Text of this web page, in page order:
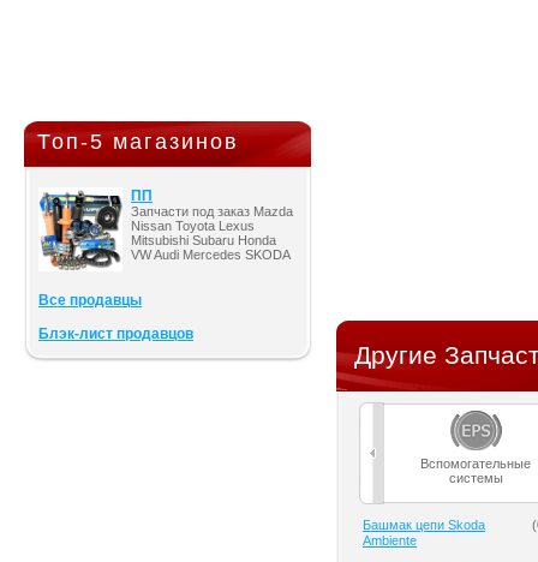
Топ-5 магазинов
ПП
Запчасти под заказ Mazda
Nissan Toyota Lexus
Mitsubishi Subaru Honda
VW Audi Mercedes SKODA
Все продавцы
Блэк-лист продавцов
Другие
Вспомогательные
системы
Башмак цепи Skoda
Ambiente
(